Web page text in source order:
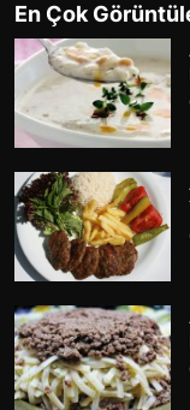
En Çok